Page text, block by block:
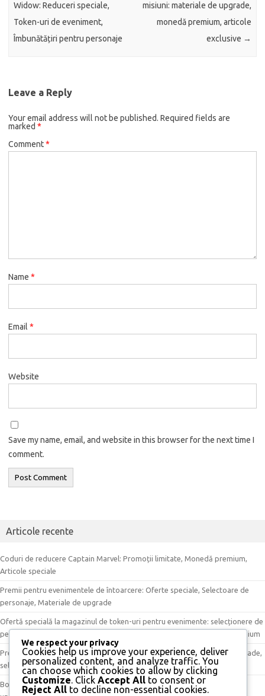
Widow: Reduceri speciale,
Token-uri de eveniment,
Îmbunătățiri pentru personaje
misiuni: materiale de upgrade,
monedă premium, articole
exclusive →
Leave a Reply
Your email address will not be published. Required fields are
marked *
Comment*
Name *
Email *
Website
Save my name, email, and website in this browser for the next time I
comment.
Articole recente
Coduri de reducere Captain Marvel: Promoții limitate, Monedă premium,
Articole speciale
Premii pentru evenimentele de întoarcere: Oferte speciale, Selectoare de
personaje, Materiale de upgrade
Ofertă specială la magazinul de token-uri pentru evenimente: selecționere de
personaje, articole disponibile pentru o perioadă limitată, monedă premium
Premii din Magazinul de Token-uri pentru Evenimente: materiale de upgrade,
selecționere de personaje, articole exclusive
Bonusuri pentru premii de eveniment: Recompense unice, Materiale de
We respect your privacy
Cookies help us improve your experience, deliver
personalized content, and analyze traffic. You
can choose which cookies to allow by clicking
Customize. Click Accept All to consent or
Reject All to decline non-essential cookies.